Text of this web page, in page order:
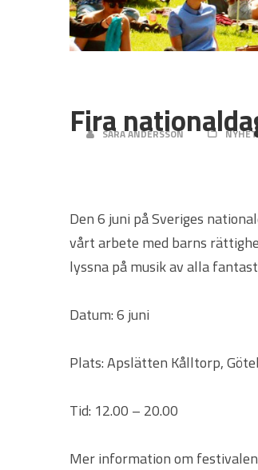
FiraSARA ANDERSSON
Den 6 juni på Sveriges
vårt arbete med barns
lyssna på musik av alla
Datum: 6 juni
Plats: Apslätten Kålltorp,
Tid: 12.00 – 20.00
Mer information om